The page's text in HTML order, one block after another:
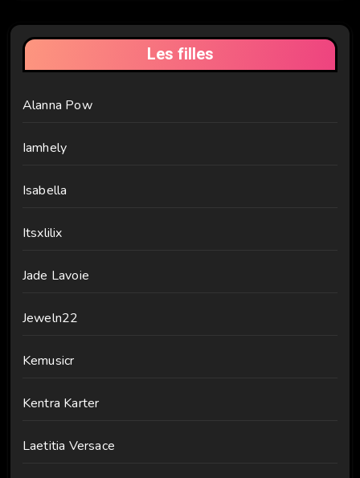
Les filles
Alanna Pow
Iamhely
Isabella
Itsxlilix
Jade Lavoie
Jeweln22
Kemusicr
Kentra Karter
Laetitia Versace